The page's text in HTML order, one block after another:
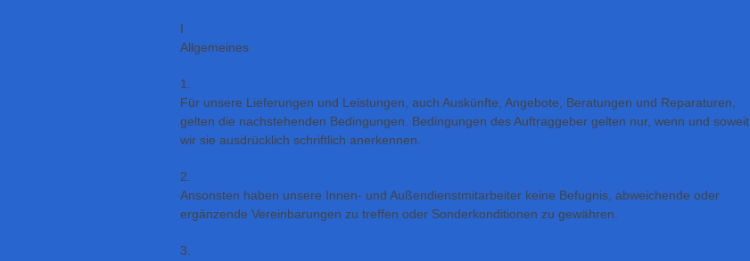
I
Allgemeines
1.
Für unsere Lieferungen und Leistungen, auch Auskünfte, Angebote, Beratungen und Reparaturen,
gelten die nachstehenden Bedingungen. Bedingungen des Auftraggeber gelten nur, wenn und soweit
wir sie ausdrücklich schriftlich anerkennen.
2.
Ansonsten haben unsere Innen- und Außendienstmitarbeiter keine Befugnis, abweichende oder
ergänzende Vereinbarungen zu treffen oder Sonderkonditionen zu gewähren.
3.